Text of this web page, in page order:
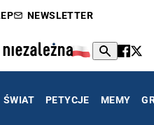
NEWSLETTER
ŚWIAT PETYCJE MEMY